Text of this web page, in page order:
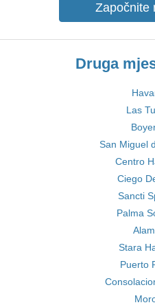
Započnite
Druga
Las
San Miguel
Centro
Ciego
Sancti
Palma
Stara
Puerto